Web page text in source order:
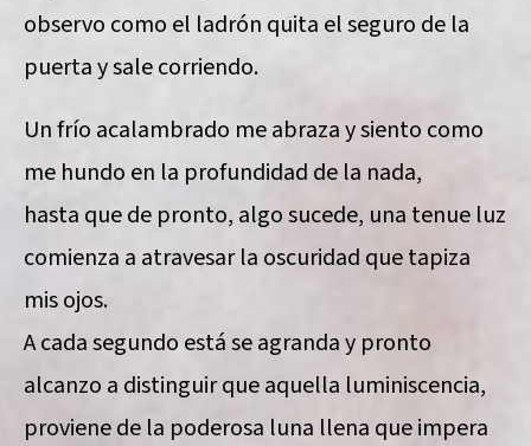
observo como el ladrón quita el seguro de la
puerta y sale corriendo.
Un frío acalambrado me abraza y siento como
me hundo en la profundidad de la nada,
hasta que de pronto, algo sucede, una tenue luz
comienza a atravesar la oscuridad que tapiza
mis ojos.
A cada segundo está se agranda y pronto
alcanzo a distinguir que aquella luminiscencia,
proviene de la poderosa luna llena que impera